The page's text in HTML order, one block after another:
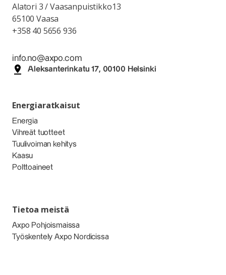
Alatori 3 / Vaasanpuistikko13
65100 Vaasa
+358 40 5656 936
info.no@axpo.com
Aleksanterinkatu 17, 00100 Helsinki
Energiaratkaisut
Energia
Vihreät tuotteet
Tuulivoiman kehitys
Kaasu
Polttoaineet
Tietoa meistä
Axpo Pohjoismaissa
Työskentely Axpo Nordicissa